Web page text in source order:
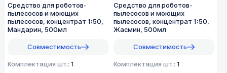
Средство для роботов-
пылесосов и моющих
пылесосов, концентрат 1:50,
Мандарин, 500мл
Совместимость
Комплектация шт.: 1
Средство для роботов-
пылесосов и моющих
пылесосов, концентрат 1:50,
Жасмин, 500мл
Совместимость
Комплектация шт.: 1